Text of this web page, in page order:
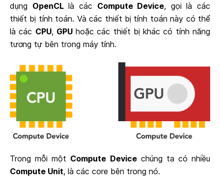
dụng OpenCLlà các Compute Device, gọi là các
thiết bị tính toán. Và các thiết bị tính toán này có thể
là các CPU, GPUhoặc các thiết bị khác có tính năng
tương tự bên trong máy tính.
Trong mỗi một Compute Devicechúng ta có nhiều
Compute Unit, là các core bên trong nó.